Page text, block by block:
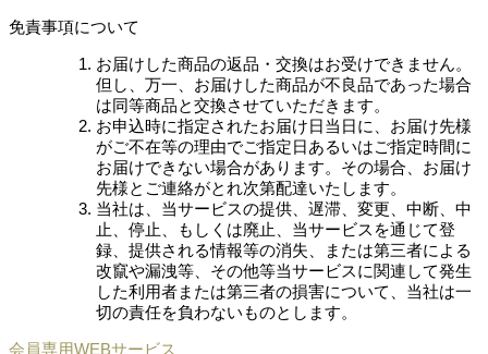
免責事項について
お届けした商品の返品・交換はお受けできません。
但し、万一、お届けした商品が不良品であった場合
は同等商品と交換させていただきます。
お申込時に指定されたお届け日当日に、お届け先様
がご不在等の理由でご指定日あるいはご指定時間に
お届けできない場合があります。その場合、お届け
先様とご連絡がとれ次第配達いたします。
当社は、当サービスの提供、遅滞、変更、中断、中
止、停止、もしくは廃止、当サービスを通じて登
録、提供される情報等の消失、または第三者による
改竄や漏洩等、その他等当サービスに関連して発生
した利用者または第三者の損害について、当社は一
切の責任を負わないものとします。
会員専用WEBサービス